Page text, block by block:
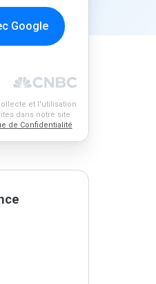
Google
et l'utilisation
dans notre site
de Confidentialité